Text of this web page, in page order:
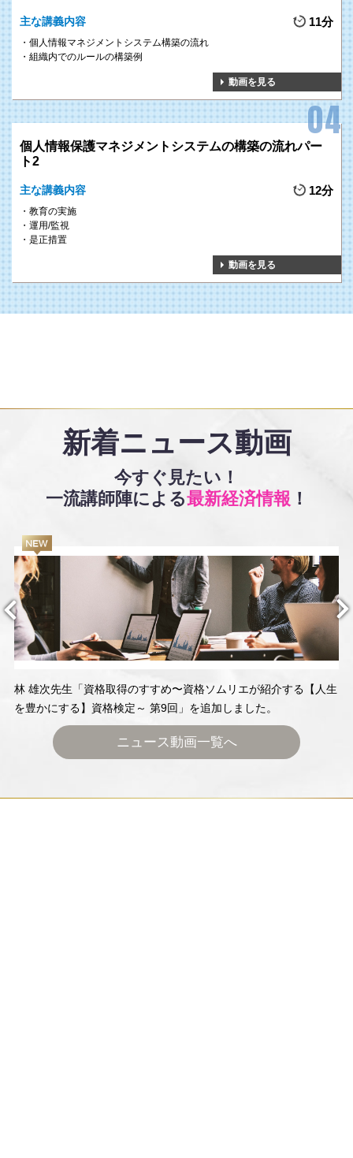
主な講義内容 11分
個人情報マネジメントシステム構築の流れ
組織内でのルールの構築例
動画を見る
個人情報保護マネジメントシステムの構築の流れパー
ト2
主な講義内容 12分
教育の実施
運用/監視
是正措置
動画を見る
新着ニュース動画
今すぐ見たい！
一流講師陣による最新経済情報 ！
ニュース動画一覧へ
林 雄次先生「資格取得のすすめ〜資格ソムリエが紹介する【人生
を豊かにする】資格検定～ 第9回」を追加しました。